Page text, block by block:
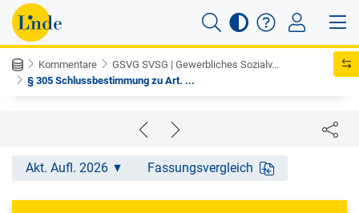
Kommentare
GSVG SVSG | Gewerbliches Sozialv...
§ 305 Schlussbestimmung zu Art. ...
Akt. Aufl. 2026 Fassungsvergleich